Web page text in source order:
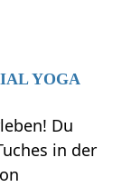
YOGA
Du
in der